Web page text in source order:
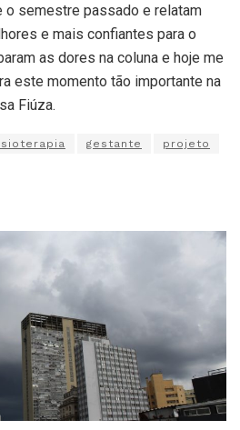
o semestre passado e relatam
e mais confiantes para o
as dores na coluna e hoje me
este momento tão importante na
Fiúza.
gestante projeto